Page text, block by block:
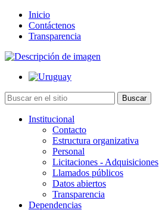
Inicio
Contáctenos
Transparencia
Institucional
Contacto
Estructura organizativa
Personal
Licitaciones - Adquisiciones
Llamados públicos
Datos abiertos
Transparencia
Dependencias